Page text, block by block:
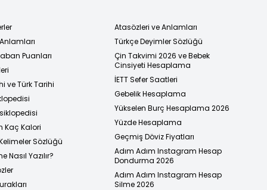
Puanları
ve Türk Tarihi
Kaç Kalori
Sözlüğü
Nasıl Yazılır?
Atasözleri ve Anlamları
Türkçe Deyimler Sözlüğü
Çin Takvimi 2026 ve Bebek
Cinsiyeti Hesaplama
İETT Sefer Saatleri
Gebelik Hesaplama
Yükselen Burç Hesaplama 2026
Yüzde Hesaplama
Geçmiş Döviz Fiyatları
Adım Adım Instagram Hesap
Dondurma 2026
Adım Adım Instagram Hesap
Silme 2026